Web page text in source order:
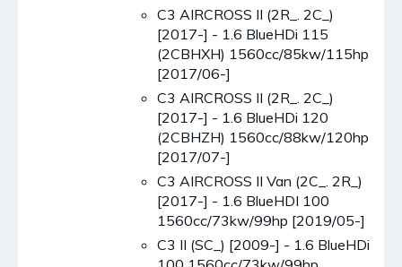
C3 AIRCROSS II (2R_. 2C_)
[2017-] - 1.6 BlueHDi 115
(2CBHXH) 1560cc/85kw/115hp
[2017/06-]
C3 AIRCROSS II (2R_. 2C_)
[2017-] - 1.6 BlueHDi 120
(2CBHZH) 1560cc/88kw/120hp
[2017/07-]
C3 AIRCROSS II Van (2C_. 2R_)
[2017-] - 1.6 BlueHDI 100
1560cc/73kw/99hp [2019/05-]
C3 II (SC_) [2009-] - 1.6 BlueHDi